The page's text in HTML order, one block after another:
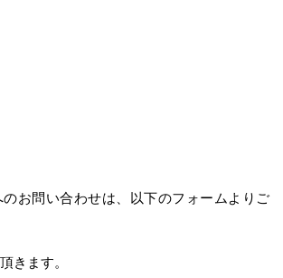
お問い合わせは、以下のフォームよりご
きます。